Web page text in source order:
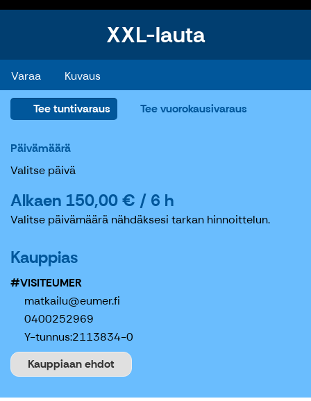
XXL-lauta
Varaa Kuvaus
Tee tuntivaraus Tee vuorokausivaraus
Päivämäärä
Valitse päivä
Alkaen 150,00 € / 6 h
Valitse päivämäärä nähdäksesi tarkan hinnoittelun.
Kauppias
#VISITEUMER
matkailu@eumer.fi
0400252969
Y-tunnus:2113834-0
Kauppiaan ehdot